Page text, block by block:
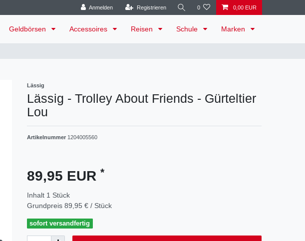
Anmelden Registrieren 0 0,00 EUR
Geldbörsen Accessoires Reisen Schule Marken
Lässig
Lässig - Trolley About Friends - Gürteltier
Lou
Artikelnummer 1204005560
89,95 EUR *
Inhalt 1 Stück
Grundpreis 89,95 € / Stück
sofort versandfertig